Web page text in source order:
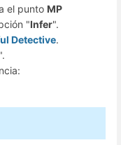
el punto MP
"Infer".
Detective.
".